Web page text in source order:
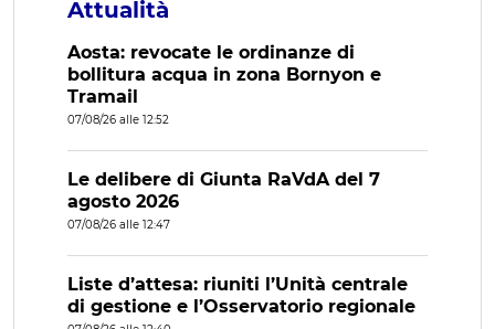
Attualità
Aosta: revocate le ordinanze di
bollitura acqua in zona Bornyon e
Tramail
07/08/26 alle 12:52
Le delibere di Giunta RaVdA del 7
agosto 2026
07/08/26 alle 12:47
Liste d’attesa: riuniti l’Unità centrale
di gestione e l’Osservatorio regionale